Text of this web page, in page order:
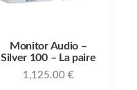
Monitor Audio –
Silver 100 – La paire
1,125.00 €